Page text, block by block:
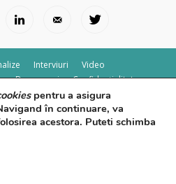
Interviuri
Video
Despre noi Confidențialitate
by Control F5
pentru a asigura
în continuare, va
acestora. Puteti schimba